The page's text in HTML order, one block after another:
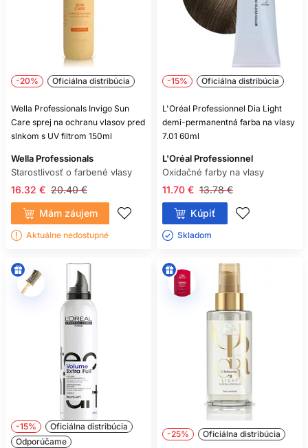
-20% Oficiálna distribúcia
Wella Professionals Invigo Sun
Care sprej na ochranu vlasov pred
slnkom s UV filtrom 150ml
Wella Professionals
Starostlivosť o farbené vlasy
20.40 €
16.32 €
Mám záujem
Aktuálne nedostupné
-15% Oficiálna distribúcia
L'Oréal Professionnel Dia Light
demi-permanentná farba na vlasy
7.01 60ml
L'Oréal Professionnel
Oxidačné farby na vlasy
13.78 €
11.70 €
Kúpiť
Skladom ㅤ
-15%
Oficiálna distribúcia
Odporúčame
-25% Oficiálna distribúcia